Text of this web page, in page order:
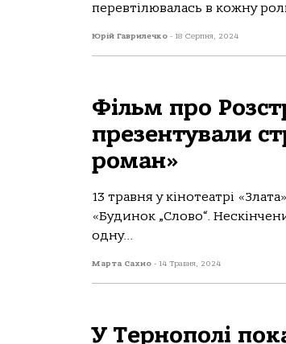
перевтілювалась в кожну
Юрій Гаврилечко - 18 Серпня, 2024
Фільм про
презентували
роман»
13 травня у кінотеатрі
«Будинок „Слово“.
одну...
Марта Сахно - 14 Травня, 2024
У Тернополі